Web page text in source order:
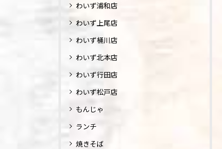
わいず浦和店
わいず上尾店
わいず桶川店
わいず北本店
わいず行田店
わいず松戸店
もんじゃ
ランチ
焼きそば